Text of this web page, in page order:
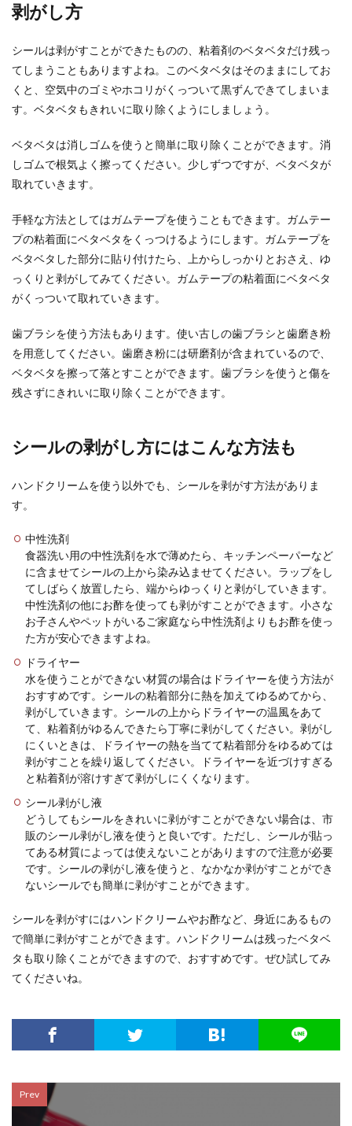
剥がし方
シールは剥がすことができたものの、粘着剤のベタベタだけ残っ
てしまうこともありますよね。このベタベタはそのままにしてお
くと、空気中のゴミやホコリがくっついて黒ずんできてしまいま
す。ベタベタもきれいに取り除くようにしましょう。
ベタベタは消しゴムを使うと簡単に取り除くことができます。消
しゴムで根気よく擦ってください。少しずつですが、ベタベタが
取れていきます。
手軽な方法としてはガムテープを使うこともできます。ガムテー
プの粘着面にベタベタをくっつけるようにします。ガムテープを
ベタベタした部分に貼り付けたら、上からしっかりとおさえ、ゆ
っくりと剥がしてみてください。ガムテープの粘着面にベタベタ
がくっついて取れていきます。
歯ブラシを使う方法もあります。使い古しの歯ブラシと歯磨き粉
を用意してください。歯磨き粉には研磨剤が含まれているので、
ベタベタを擦って落とすことができます。歯ブラシを使うと傷を
残さずにきれいに取り除くことができます。
シールの剥がし方にはこんな方法も
ハンドクリームを使う以外でも、シールを剥がす方法がありま
す。
中性洗剤
食器洗い用の中性洗剤を水で薄めたら、キッチンペーパーなど
に含ませてシールの上から染み込ませてください。ラップをし
てしばらく放置したら、端からゆっくりと剥がしていきます。
中性洗剤の他にお酢を使っても剥がすことができます。小さな
お子さんやペットがいるご家庭なら中性洗剤よりもお酢を使っ
た方が安心できますよね。
ドライヤー
水を使うことができない材質の場合はドライヤーを使う方法が
おすすめです。シールの粘着部分に熱を加えてゆるめてから、
剥がしていきます。シールの上からドライヤーの温風をあて
て、粘着剤がゆるんできたら丁寧に剥がしてください。剥がし
にくいときは、ドライヤーの熱を当てて粘着部分をゆるめては
剥がすことを繰り返してください。ドライヤーを近づけすぎる
と粘着剤が溶けすぎて剥がしにくくなります。
シール剥がし液
どうしてもシールをきれいに剥がすことができない場合は、市
販のシール剥がし液を使うと良いです。ただし、シールが貼っ
てある材質によっては使えないことがありますので注意が必要
です。シールの剥がし液を使うと、なかなか剥がすことができ
ないシールでも簡単に剥がすことができます。
シールを剥がすにはハンドクリームやお酢など、身近にあるもの
で簡単に剥がすことができます。ハンドクリームは残ったベタベ
タも取り除くことができますので、おすすめです。ぜひ試してみ
てくださいね。
Prev